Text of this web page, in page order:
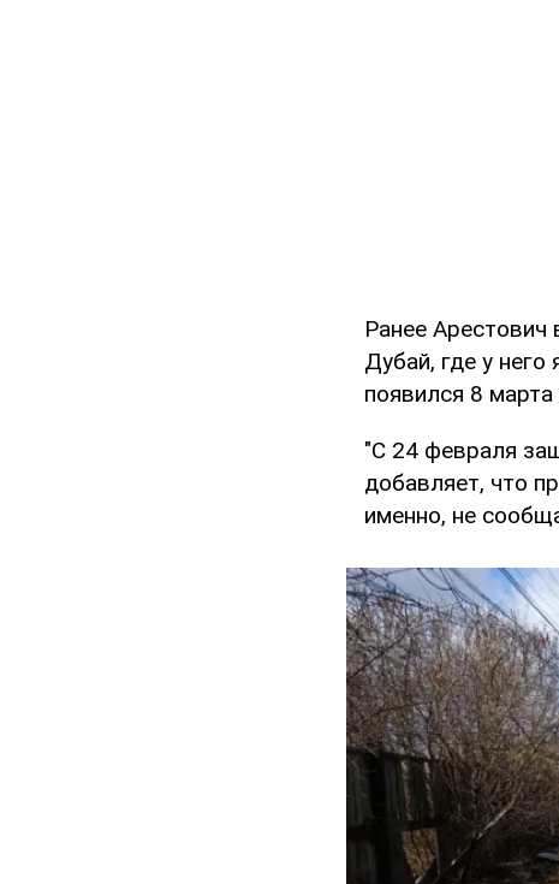
Ранее
Дубай, где у
появился 8 марта
"С 24 февраля
добавляет, что
именно, не